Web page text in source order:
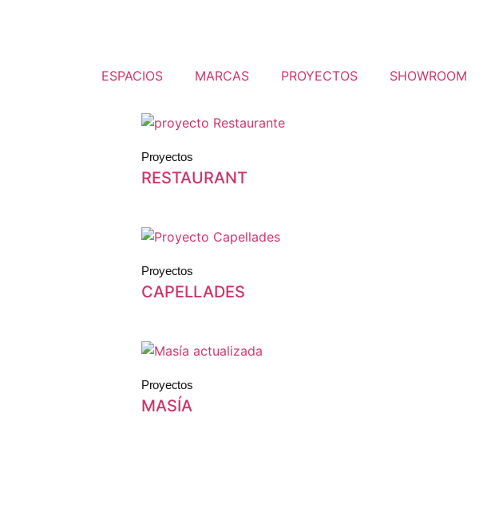
ESPACIOS MARCAS PROYECTOS SHOWROOM
Proyectos
RESTAURANT
Proyectos
CAPELLADES
Proyectos
MASÍA